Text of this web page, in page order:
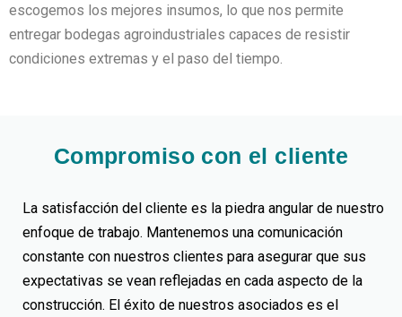
escogemos los mejores insumos, lo que nos permite
entregar bodegas agroindustriales capaces de resistir
condiciones extremas y el paso del tiempo.
Compromiso con el cliente
La satisfacción del cliente es la piedra angular de nuestro
enfoque de trabajo. Mantenemos una comunicación
constante con nuestros clientes para asegurar que sus
expectativas se vean reflejadas en cada aspecto de la
construcción. El éxito de nuestros asociados es el